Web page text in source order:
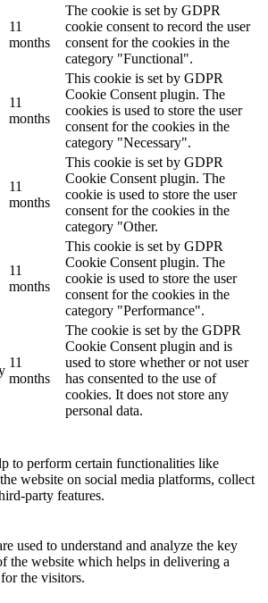
11
months
The cookie is set by GDPR
cookie consent to record the user
consent for the cookies in the
category "Functional".
11
months
This cookie is set by GDPR
Cookie Consent plugin. The
cookies is used to store the user
consent for the cookies in the
category "Necessary".
11
months
This cookie is set by GDPR
Cookie Consent plugin. The
cookie is used to store the user
consent for the cookies in the
category "Other.
11
months
This cookie is set by GDPR
Cookie Consent plugin. The
cookie is used to store the user
consent for the cookies in the
category "Performance".
11
months
The cookie is set by the GDPR
Cookie Consent plugin and is
used to store whether or not user
has consented to the use of
cookies. It does not store any
personal data.
to perform certain functionalities like
website on social media platforms, collect
party features.
used to understand and analyze the key
the website which helps in delivering a
the visitors.